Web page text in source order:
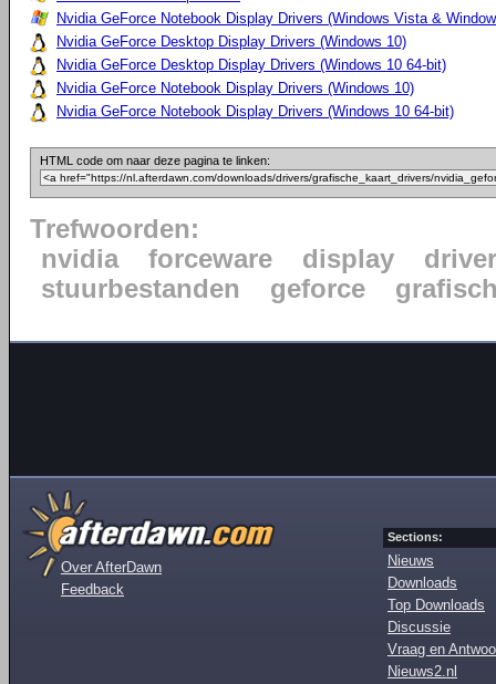
Nvidia GeForce Notebook Display Drivers (Windows Vista &
Nvidia GeForce Desktop Display Drivers (Windows 10)
Nvidia GeForce Desktop Display Drivers (Windows 10 64-bit)
Nvidia GeForce Notebook Display Drivers (Windows 10)
Nvidia GeForce Notebook Display Drivers (Windows 10 64-bit)
HTML code om naar deze pagina te linken:
Trefwoorden:
nvidia
forceware display
driver
stuurbestanden
geforce
Over AfterDawn
Feedback
Sections:
Nieuws
Downloads
Top Downloads
Discussie
Vraag en
Nieuws2.nl